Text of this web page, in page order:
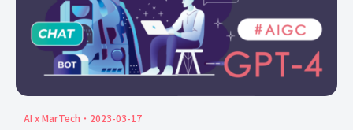
AI x MarTech 2023-03-17